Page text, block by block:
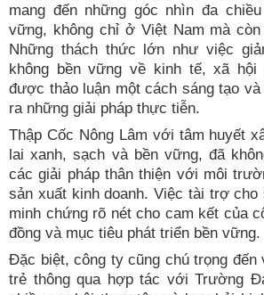
mang đến những góc nhìn đa
vững, không chỉ ở Việt Nam mà
Những thách thức lớn như việc
không bền vững về kinh tế, xã
được thảo luận một cách sáng tạo
ra những giải pháp thực tiễn.
Thập Cốc Nông Lâm với tâm huyết
lai xanh, sạch và bền vững, đã
các giải pháp thân thiện với môi
sản xuất kinh doanh. Việc tài trợ
minh chứng rõ nét cho cam kết của
đồng và mục tiêu phát triển bền vững.
Đặc biệt, công ty cũng chú trọng đến
trẻ thông qua hợp tác với Trường